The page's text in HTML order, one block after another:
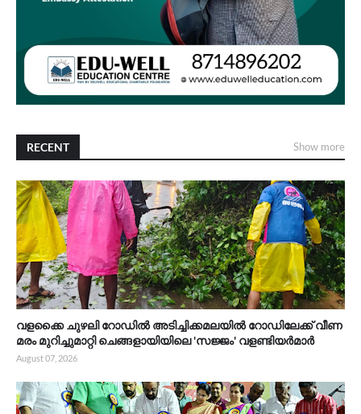
RECENT Show more
വളക്കൈ ചുഴലി റോഡിൽ അടിച്ചിക്കമലയിൽ റോഡിലേക്ക് വീണ
മരം മുറിച്ചുമാറ്റി ചെങ്ങളായിയിലെ 'സജ്ജം' വളണ്ടിയർമാർ
August 07, 2026